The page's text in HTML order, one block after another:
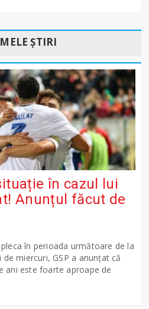
ȘTIRI
în cazul lui
Anunțul făcut de
în perioada următoare de la
miercuri, GSP a anunțat că
ani este foarte aproape de